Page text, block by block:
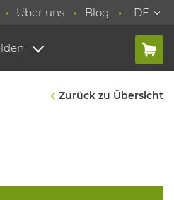
Uber uns Blog DE
Zurück zu Übersicht